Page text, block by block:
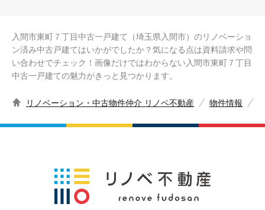
入間市東町７丁目中古一戸建て（埼玉県入間市）のリノベーショ
ン済み中古戸建てはいかがでしたか？気になる点は資料請求や問
い合わせでチェック！画像だけではわからない入間市東町７丁目
中古一戸建ての魅力がきっと見つかります。
リノベーション・中古物件仲介 リノベ不動産 物件情報